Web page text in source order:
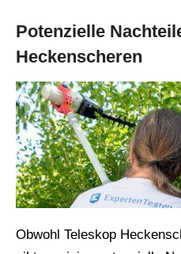
Potenzielle
Heckenscheren
Obwohl Teleskop